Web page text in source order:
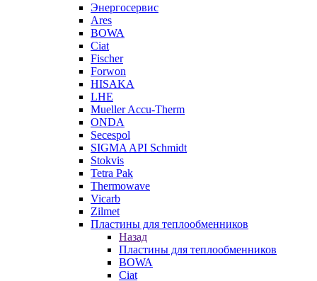
Энергосервис
Ares
BOWA
Ciat
Fischer
Forwon
HISAKA
LHE
Mueller Accu-Therm
ONDA
Secespol
SIGMA API Schmidt
Stokvis
Tetra Pak
Thermowave
Vicarb
Zilmet
Пластины для теплообменников
Назад
Пластины для теплообменников
BOWA
Ciat